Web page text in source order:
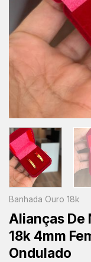
Banhada Ouro 18k
Alianças De
18k 4mm
Ondulado